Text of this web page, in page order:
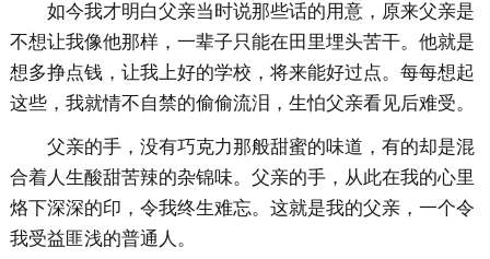
如今我才明白父亲当时说那些话的用意，原来父亲是
不想让我像他那样，一辈子只能在田里埋头苦干。他就是
想多挣点钱，让我上好的学校，将来能好过点。每每想起
这些，我就情不自禁的偷偷流泪，生怕父亲看见后难受。
父亲的手，没有巧克力那般甜蜜的味道，有的却是混
合着人生酸甜苦辣的杂锦味。父亲的手，从此在我的心里
烙下深深的印，令我终生难忘。这就是我的父亲，一个令
我受益匪浅的普通人。